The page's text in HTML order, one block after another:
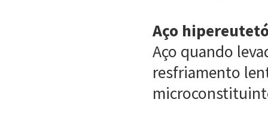
Aço
Aço quando
resfriamento